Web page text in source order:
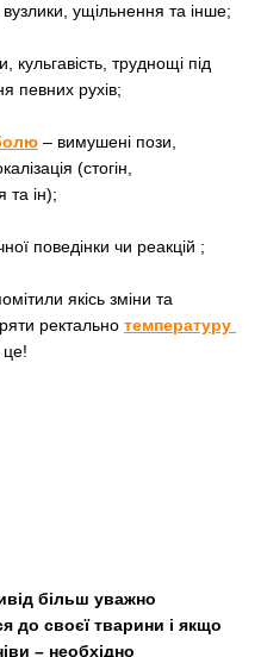
вузлики, ущільнення та інше;
кульгавість, труднощі під
певних рухів;
– вимушені пози,
(стогін,
та ін);
поведінки чи реакцій ;
якісь зміни та
ректально температуру
це!
більш уважно
до своєї тварини і якщо
– необхідно